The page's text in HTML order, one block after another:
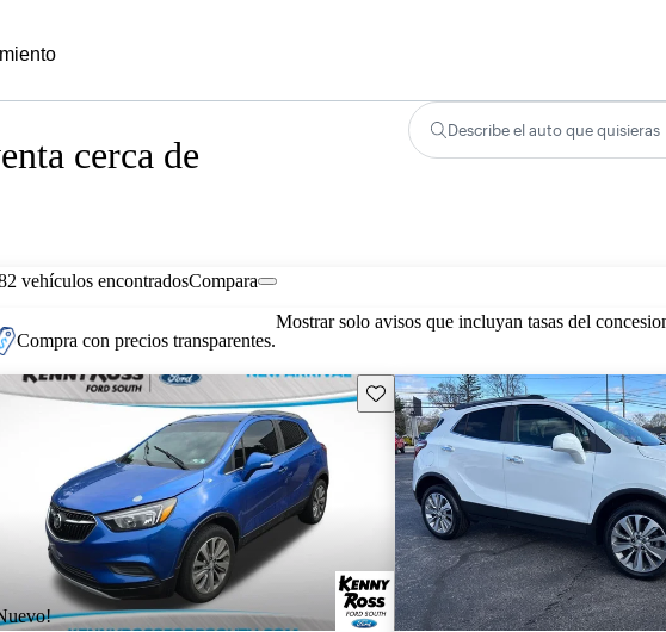
cerca de
Describe el auto que quisieras
vehículos encontradosCompara
Compra con precios transparentes.
Mostrar solo avisos que incluyan tasas del
Guarda este Aviso